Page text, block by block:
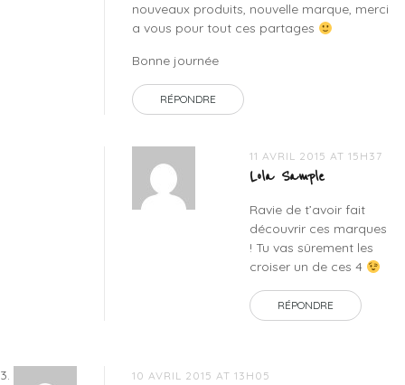
nouveaux produits, nouvelle marque, merci
a vous pour tout ces partages
Bonne journée
RÉPONDRE
11 AVRIL 2015 AT 15H37
Lola Sample
Ravie de t’avoir fait
découvrir ces marques
! Tu vas sûrement les
croiser un de ces 4
RÉPONDRE
10 AVRIL 2015 AT 13H05